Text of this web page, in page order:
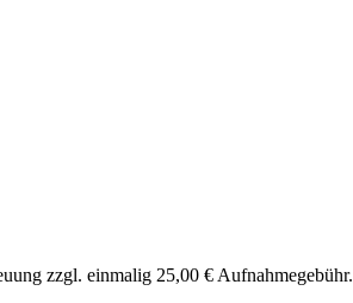
zzgl. einmalig 25,00 € Aufnahmegebühr.